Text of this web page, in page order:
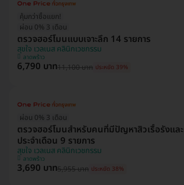
คุ้มกว่าซื้อแยก!
ผ่อน 0% 3 เดือน
ตรวจฮอร์โมนแบบเจาะลึก 14 รายการ
สุขใจ เวลเนส คลินิกเวชกรรม
ลาดพร้าว
6,790 บาท11,100 บาท ประหยัด 39%
ผ่อน 0% 3 เดือน
ตรวจฮอร์โมนสำหรับคนที่มีปัญหาสิวเรื้อรังและ
ประจำเดือน 9 รายการ
สุขใจ เวลเนส คลินิกเวชกรรม
ลาดพร้าว
3,690 บาท5,955 บาท ประหยัด 38%